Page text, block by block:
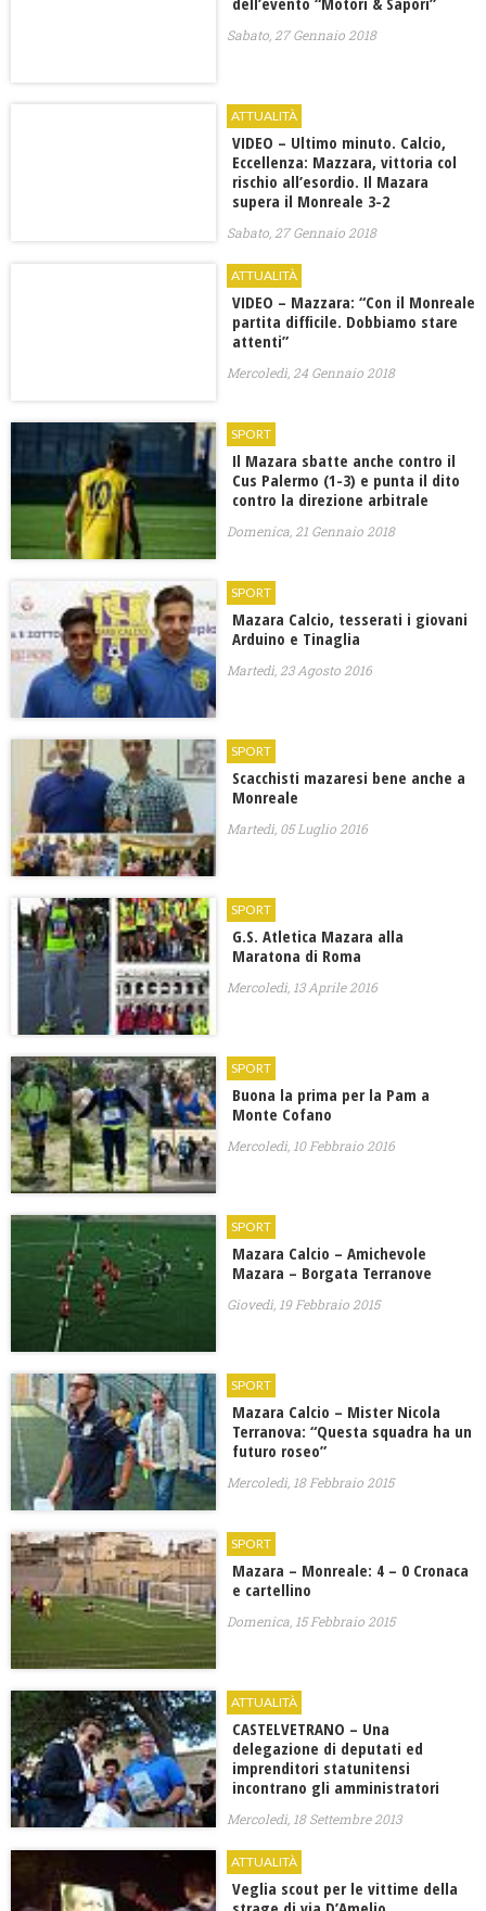
Sabato, 27 Gennaio 2018
ATTUALITÀ
VIDEO – Ultimo minuto. Calcio,
Eccellenza: Mazzara, vittoria col
rischio all’esordio. Il Mazara
supera il Monreale 3-2
Sabato, 27 Gennaio 2018
ATTUALITÀ
VIDEO – Mazzara: “Con il Monreale
partita difficile. Dobbiamo stare
attenti”
Mercoledì, 24 Gennaio 2018
SPORT
Il Mazara sbatte anche contro il
Cus Palermo (1-3) e punta il dito
contro la direzione arbitrale
Domenica, 21 Gennaio 2018
SPORT
Mazara Calcio, tesserati i giovani
Arduino e Tinaglia
Martedì, 23 Agosto 2016
SPORT
Scacchisti mazaresi bene anche a
Monreale
Martedì, 05 Luglio 2016
SPORT
G.S. Atletica Mazara alla
Maratona di Roma
Mercoledì, 13 Aprile 2016
SPORT
Buona la prima per la Pam a
Monte Cofano
Mercoledì, 10 Febbraio 2016
SPORT
Mazara Calcio – Amichevole
Mazara – Borgata Terranove
Giovedì, 19 Febbraio 2015
SPORT
Mazara Calcio – Mister Nicola
Terranova: “Questa squadra ha un
futuro roseo”
Mercoledì, 18 Febbraio 2015
SPORT
Mazara – Monreale: 4 – 0 Cronaca
e cartellino
Domenica, 15 Febbraio 2015
ATTUALITÀ
CASTELVETRANO – Una
delegazione di deputati ed
imprenditori statunitensi
incontrano gli amministratori
Mercoledì, 18 Settembre 2013
ATTUALITÀ
Veglia scout per le vittime della